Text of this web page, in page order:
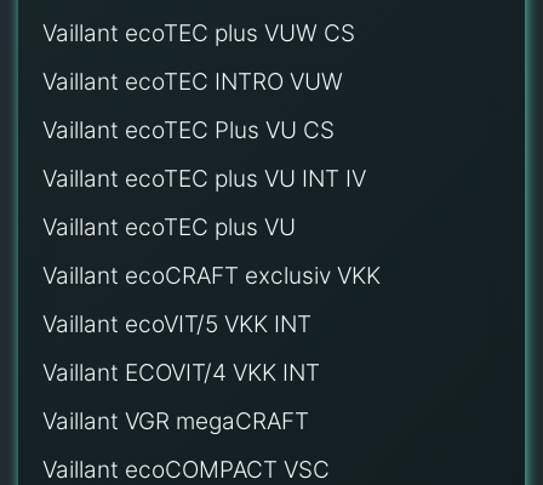
Vaillant ecoTEC plus VUW CS
Vaillant ecoTEC INTRO VUW
Vaillant ecoTEC Plus VU CS
Vaillant ecoTEC plus VU INT IV
Vaillant ecoTEC plus VU
Vaillant ecoCRAFT exclusiv VKK
Vaillant ecoVIT/5 VKK INT
Vaillant ECOVIT/4 VKK INT
Vaillant VGR megaCRAFT
Vaillant ecoCOMPACT VSC